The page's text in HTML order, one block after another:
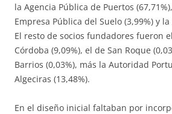
la Agencia Pública de Puertos
Empresa Pública del Suelo (3,99%) y
El resto de socios fundadores fueron
Córdoba (9,09%), el de San Roque
Barrios (0,03%), más la Autoridad
Algeciras (13,48%).
En el diseño inicial faltaban por